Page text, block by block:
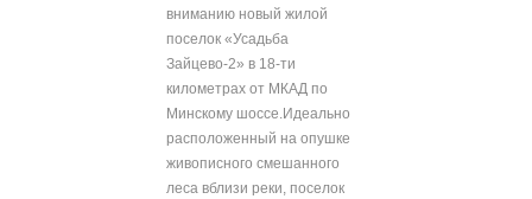
вниманию новый жилой
поселок «Усадьба
Зайцево-2» в 18-ти
километрах от МКАД по
Минскому шоссе.Идеально
расположенный на опушке
живописного смешанного
леса вблизи реки, поселок